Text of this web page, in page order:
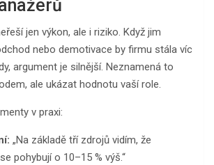
jen výkon, ale i riziko. Když jim
nebo demotivace by firmu stála víc
argument je silnější. Neznamená to
ale ukázat hodnotu vaší role.
v praxi:
„Na základě tří zdrojů vidím, že
pohybují o 10–15 % výš.“